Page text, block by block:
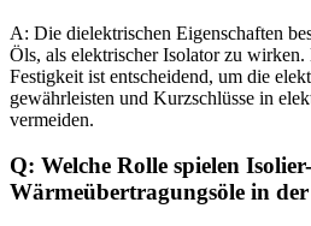
A: Die dielektrischen Eigenschaften
Öls, als elektrischer Isolator zu
Festigkeit ist entscheidend, um die
gewährleisten und Kurzschlüsse in
vermeiden.
Q: Welche Rolle spielen
Wärmeübertragungsöle in